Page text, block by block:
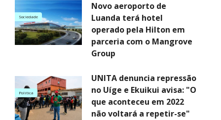
Sociedade
Novo aeroporto de
Luanda terá hotel
operado pela Hilton em
parceria com o Mangrove
Group
Politica
UNITA denuncia repressão
no Uíge e Ekuikui avisa: "O
que aconteceu em 2022
não voltará a repetir-se"